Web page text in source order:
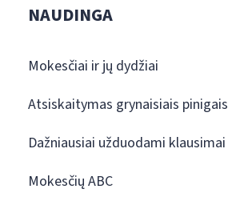
NAUDINGA
Mokesčiai ir jų dydžiai
Atsiskaitymas grynaisiais pinigais
Dažniausiai užduodami klausimai
Mokesčių ABC